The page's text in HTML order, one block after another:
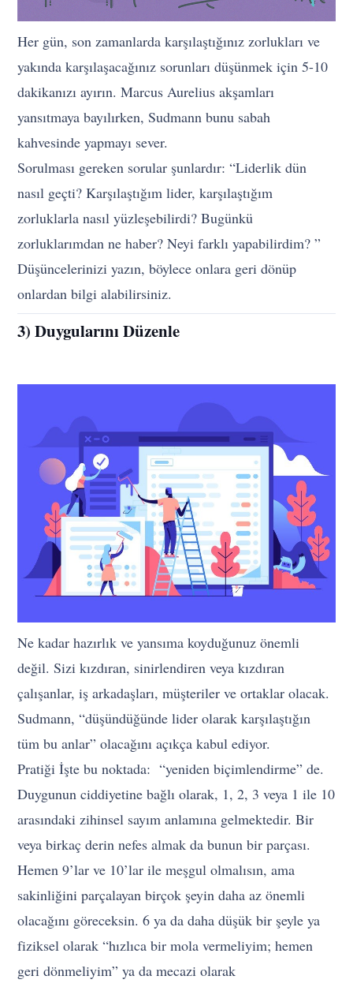
Her gün, son zamanlarda karşılaştığınız zorlukları ve
yakında karşılaşacağınız sorunları düşünmek için 5-10
dakikanızı ayırın. Marcus Aurelius akşamları
yansıtmaya bayılırken, Sudmann bunu sabah
kahvesinde yapmayı sever.
Sorulması gereken sorular şunlardır: “Liderlik dün
nasıl geçti? Karşılaştığım lider, karşılaştığım
zorluklarla nasıl yüzleşebilirdi? Bugünkü
zorluklarımdan ne haber? Neyi farklı yapabilirdim? ”
Düşüncelerinizi yazın, böylece onlara geri dönüp
onlardan bilgi alabilirsiniz.
3) Duygularını Düzenle
Ne kadar hazırlık ve yansıma koyduğunuz önemli
değil. Sizi kızdıran, sinirlendiren veya kızdıran
çalışanlar, iş arkadaşları, müşteriler ve ortaklar olacak.
Sudmann, “düşündüğünde lider olarak karşılaştığın
tüm bu anlar” olacağını açıkça kabul ediyor.
Pratiği İşte bu noktada: “yeniden biçimlendirme” de.
Duygunun ciddiyetine bağlı olarak, 1, 2, 3 veya 1 ile 10
arasındaki zihinsel sayım anlamına gelmektedir. Bir
veya birkaç derin nefes almak da bunun bir parçası.
Hemen 9’lar ve 10’lar ile meşgul olmalısın, ama
sakinliğini parçalayan birçok şeyin daha az önemli
olacağını göreceksin. 6 ya da daha düşük bir şeyle ya
fiziksel olarak “hızlıca bir mola vermeliyim; hemen
geri dönmeliyim” ya da mecazi olarak